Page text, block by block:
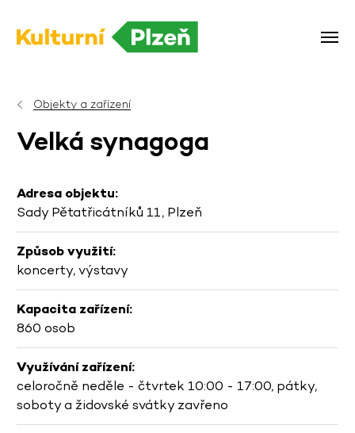
Objekty a zařízení
Velká synagoga
Adresa objektu:
Sady Pětatřicátníků 11, Plzeň
Způsob využití:
koncerty, výstavy
Kapacita zařízení:
860 osob
Využívání zařízení:
celoročně neděle - čtvrtek 10:00 - 17:00, pátky,
soboty a židovské svátky zavřeno